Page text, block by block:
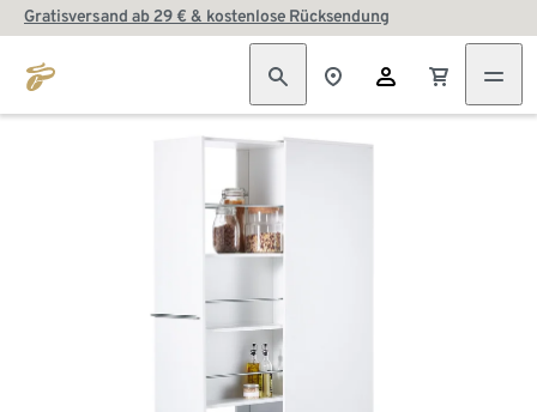
Gratisversand ab 29 € & kostenlose Rücksendung